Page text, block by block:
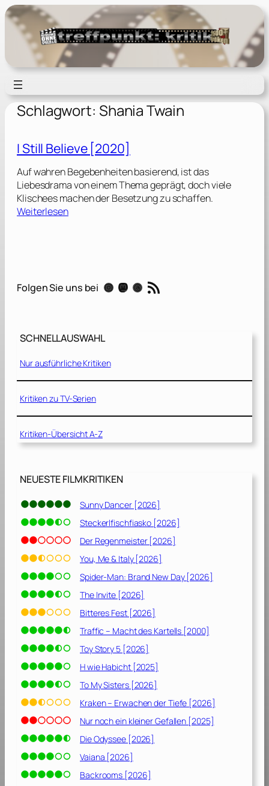
Zum
Inhalt
springen
Schlagwort: Shania Twain
I Still Believe [2020]
Auf wahren Begebenheiten basierend, ist das
Liebesdrama von einem Thema geprägt, doch viele
Klischees machen der Besetzung zu schaffen.
Weiterlesen:
l
l
e
v
e
0
2
]
Folgen Sie uns bei Instagram Mastodon Threads RSS-Feed
SCHNELLAUSWAHL
Nur ausführliche Kritiken
Kritiken zu TV-Serien
Kritiken-Übersicht A-Z
NEUESTE FILMKRITIKEN
Sunny Dancer [2026]
Steckerlfischfiasko [2026]
Der Regenmeister [2026]
You, Me & Italy [2026]
Spider-Man: Brand New Day [2026]
The Invite [2026]
Bitteres Fest [2026]
Traffic – Macht des Kartells [2000]
Toy Story 5 [2026]
H wie Habicht [2025]
To My Sisters [2026]
Kraken – Erwachen der Tiefe [2026]
Nur noch ein kleiner Gefallen [2025]
Die Odyssee [2026]
Vaiana [2026]
Backrooms [2026]